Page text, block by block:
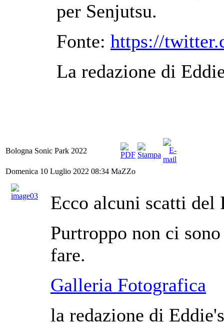
per Senjutsu.
Fonte: https://
La redazione di
Bologna Sonic Park 2022
Domenica 10 Luglio 2022 08:34 MaZZo
Ecco alcuni scatti del
Purtroppo non ci
fare.
Galleria Fotografica
la redazione di Eddie's